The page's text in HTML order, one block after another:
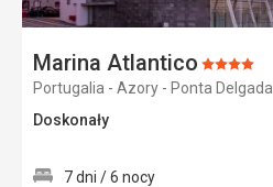
Marina Atlantico Ocena:
4/5
Portugalia - Azory - Ponta Delgada
Doskonały
7 dni / 6 nocy